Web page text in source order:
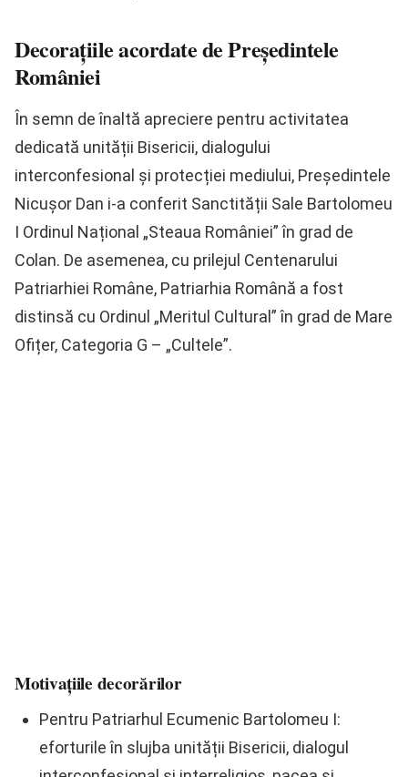
Decorațiile acordate de Președintele
României
În semn de înaltă apreciere pentru activitatea
dedicată unității Bisericii, dialogului
interconfesional și protecției mediului, Președintele
Nicușor Dan i-a conferit Sanctității Sale Bartolomeu
I Ordinul Național „Steaua României” în grad de
Colan. De asemenea, cu prilejul Centenarului
Patriarhiei Române, Patriarhia Română a fost
distinsă cu Ordinul „Meritul Cultural” în grad de Mare
Ofițer, Categoria G – „Cultele”.
Motivațiile decorărilor
Pentru Patriarhul Ecumenic Bartolomeu I:
eforturile în slujba unității Bisericii, dialogul